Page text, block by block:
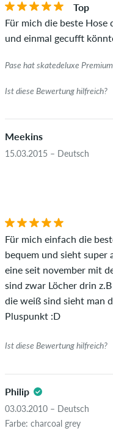
Ob die Bewertung von
Artikel wirklich gekauft
neben dem Namen mit
überprüft. Bei
leider nicht garantieren,
Top
Für mich die beste Hose
und einmal gecufft
Pase hat skatedeluxe
Ist diese Bewertung hilfreich?
Meekins
15.03.2015 – Deutsch
Für mich einfach die
bequem und sieht super
eine seit november mit
sind zwar Löcher drin
die weiß sind sieht man
Pluspunkt :D
Ist diese Bewertung hilfreich?
Philip
03.03.2010 – Deutsch
Farbe: charcoal grey